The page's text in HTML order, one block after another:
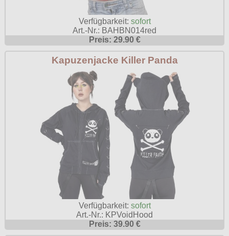
Verfügbarkeit: sofort
Art.-Nr.: BAHBN014red
Preis: 29.90 €
Kapuzenjacke Killer Panda
Verfügbarkeit: sofort
Art.-Nr.: KPVoidHood
Preis: 39.90 €